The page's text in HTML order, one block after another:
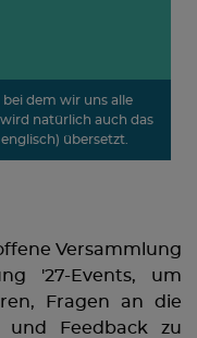
dem wir uns alle
natürlich auch das
übersetzt.
Versammlung
'27-Events, um
Fragen an die
und Feedback zu